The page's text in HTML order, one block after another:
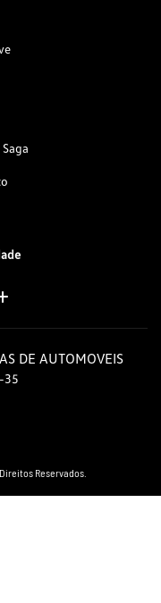
DE AUTOMOVEIS
35
Reservados.